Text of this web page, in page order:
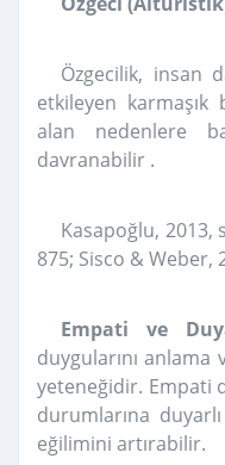
Özgecilik, insan
etkileyen
alan nedenlere
davranabilir .
Kasapoğlu, 2013,
875; Sisco & Weber,
Empati ve
duygularını anlama
yeteneğidir. Empati
durumlarına
eğilimini artırabilir.